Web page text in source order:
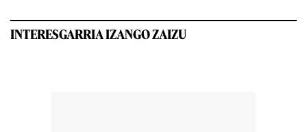
INTERESGARRIA IZANGO ZAIZU